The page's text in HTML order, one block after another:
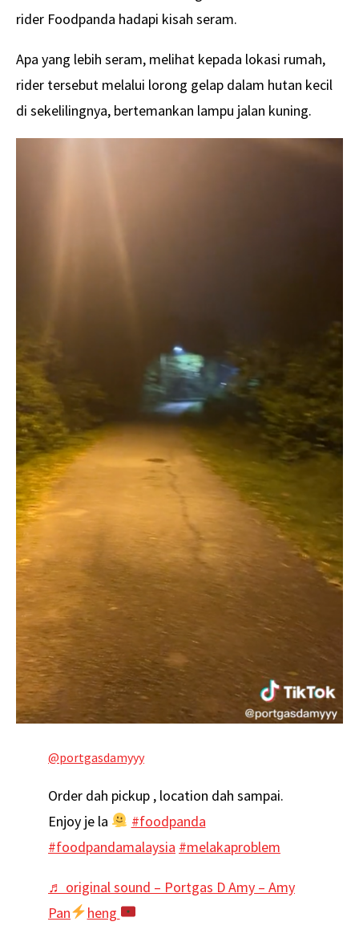
rider Foodpanda hadapi kisah seram.
Apa yang lebih seram, melihat kepada lokasi rumah,
rider tersebut melalui lorong gelap dalam hutan kecil
di sekelilingnya, bertemankan lampu jalan kuning.
@portgasdamyyy
Order dah pickup , location dah sampai.
Enjoy je la
#foodpanda
#foodpandamalaysia #melakaproblem
♬ original sound – Portgas D Amy – Amy
Pan
heng